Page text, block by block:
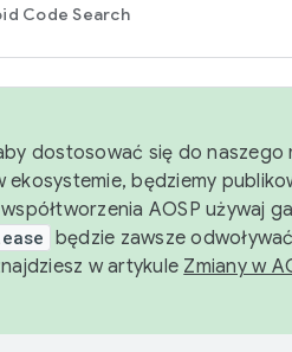
Code Search
dostosować się do
ekosystemie, będziemy
AOSP używaj
będzie zawsze
w artykule Zmiany w